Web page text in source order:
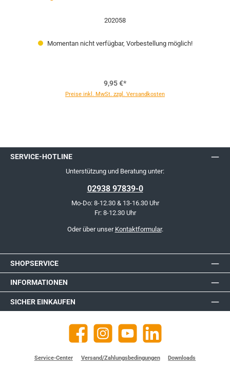
202058
Momentan nicht verfügbar, Vorbestellung möglich!
9,95 €*
Preise inkl. MwSt. zzgl. Versandkosten
SERVICE-HOTLINE
Unterstützung und Beratung unter:
02938 97839-0
Mo-Do: 8-12.30 & 13-16.30 Uhr
Fr: 8-12.30 Uhr
Oder über unser Kontaktformular.
SHOPSERVICE
INFORMATIONEN
SICHER EINKAUFEN
Facebook Instagram YouTube https://de.linkedin.com/company/
Service-Center Versand/Zahlungsbedingungen Downloads